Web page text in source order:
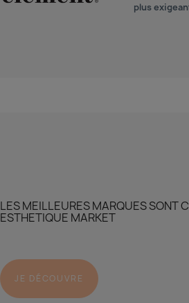
plus
LES MEILLEURES MARQUES SONT
ESTHETIQUE MARKET
JE DÉCOUVRE